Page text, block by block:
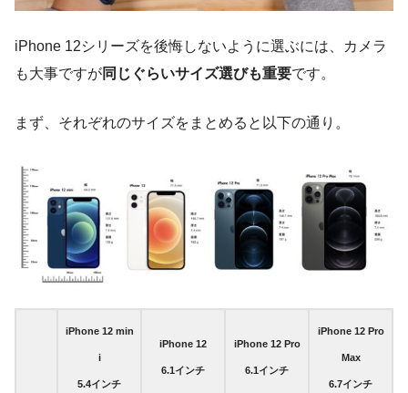
iPhone 12シリーズを後悔しないように選ぶには、カメラ
も大事ですが同じぐらいサイズ選びも重要です。
まず、それぞれのサイズをまとめると以下の通り。
iPhone 12 min
i
5.4インチ
iPhone 12
6.1インチ
iPhone 12 Pro
6.1インチ
iPhone 12 Pro
Max
6.7インチ